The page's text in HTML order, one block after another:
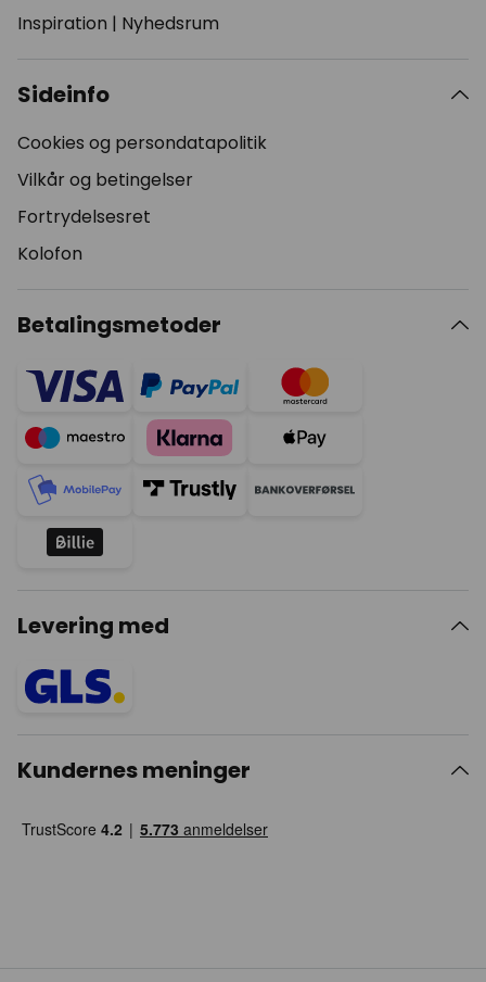
Inspiration | Nyhedsrum
Sideinfo
Cookies og persondatapolitik
Vilkår og betingelser
Fortrydelsesret
Kolofon
Betalingsmetoder
Levering med
Kundernes meninger